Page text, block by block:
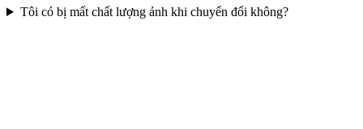
Tôi có bị mất chất lượng ảnh khi chuyển đổi không?